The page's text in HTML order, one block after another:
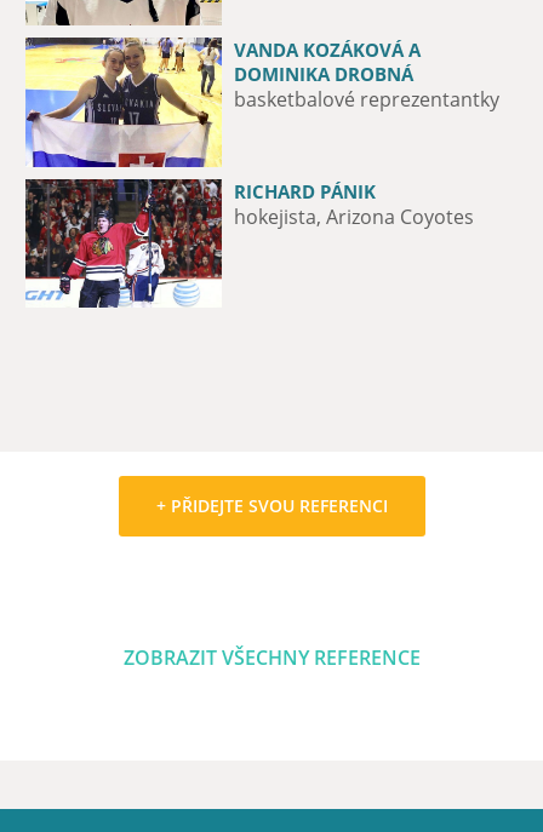
VANDA KOZÁKOVÁ A
DOMINIKA DROBNÁ
basketbalové reprezentantky
RICHARD PÁNIK
hokejista, Arizona Coyotes
MICHAL VALENT
hokejista HK Nitra
CLÉBER NASCIMENTO DA SILVA
Fotbalový hráč ŠK Slovan
+ PŘIDEJTE SVOU REFERENCI
ZOBRAZIT VŠECHNY REFERENCE